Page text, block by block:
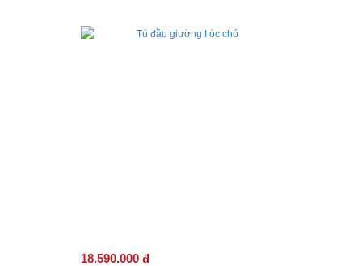
18.590.000 đ